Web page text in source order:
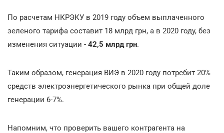
По расчетам НКРЭКУ в 2019 году объем выплаченного
зеленого тарифа составит 18 млрд грн, а в 2020 году, без
изменения ситуации - 42,5 млрд грн.
Таким образом, генерация ВИЭ в 2020 году потребит 20%
средств электроэнергетического рынка при общей доле
генерации 6-7%.
Напомним, что проверить вашего контрагента на